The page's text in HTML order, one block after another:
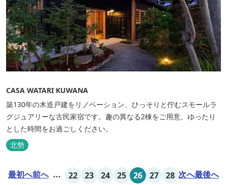
CASA WATARI KUWANA
築130年の木造戸建をリノベーション、ひっそりと佇むスモールラ
グジュアリーな古民家宿です。趣の異なる2棟をご用意。ゆったり
とした時間をお過ごしください。
北勢
最初へ前へ ... 22 23 24 25 26 27 28 次へ最後へ